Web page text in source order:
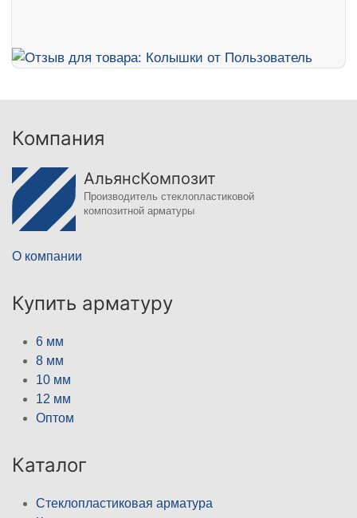
Компания
АльянсКомпозит
Производитель стеклопластиковой
композитной арматуры
О компании
Купить арматуру
6 мм
8 мм
10 мм
12 мм
Оптом
Каталог
Стеклопластиковая арматура